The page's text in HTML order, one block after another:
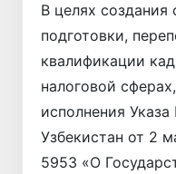
В целях
подготовки,
квалификации
налоговой
исполнения
Узбекистан от 2
5953 «О